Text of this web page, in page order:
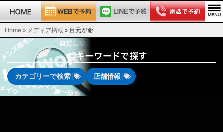
Home » メディア掲載 » 目元が命
キーワードで探す
カテゴリーで検索 | 店舗情報 |